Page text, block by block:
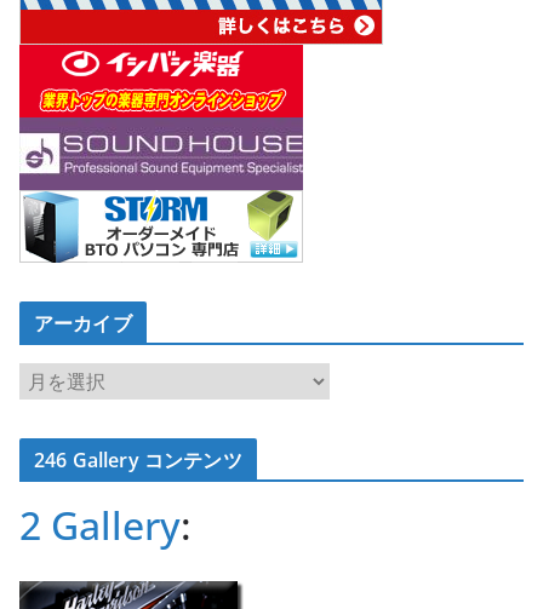
アーカイブ
ア
ー
カ
イ246 Gallery コンテンツ
2 Gallery: